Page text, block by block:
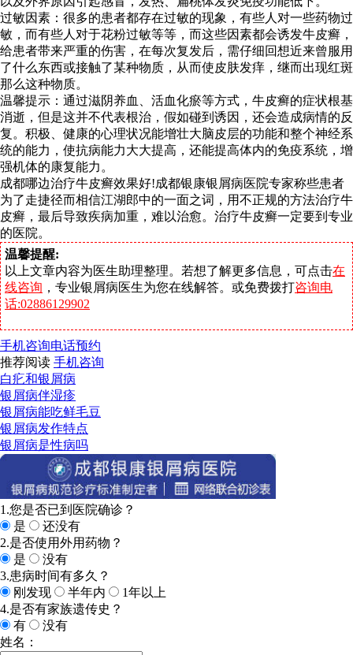
过敏因素：很多的患者都存在过敏的现象，有些人对一些药物过
敏，而有些人对于花粉过敏等等，而这些因素都会诱发牛皮癣，
给患者带来严重的伤害，在每次复发后，需仔细回想近来曾服用
了什么东西或接触了某种物质，从而使皮肤发痒，继而出现红斑
那么这种物质。
温馨提示：通过滋阴养血、活血化瘀等方式，牛皮癣的症状根基
消逝，但是这并不代表根治，假如碰到诱因，还会造成病情的反
复。积极、健康的心理状况能增壮大脑皮层的功能和整个神经系
统的能力，使抗病能力大大提高，还能提高体内的免疫系统，增
强机体的康复能力。
成都哪边治疗牛皮癣效果好!成都银康银屑病医院专家称些患者
为了走捷径而相信江湖郎中的一面之词，用不正规的方法治疗牛
皮癣，最后导致疾病加重，难以治愈。治疗牛皮癣一定要到专业
的医院。
温馨提醒:
以上文章内容为医生助理整理。若想了解更多信息，可点击在
线咨询 ，专业银屑病医生为您在线解答。或免费拨打咨询电
话:02886129902
手机咨询电话预约
推荐阅读 手机咨询
白疕和银屑病
银屑病伴湿疹
银屑病能吃鲜毛豆
银屑病发作特点
银屑病是性病吗
1.您是否已到医院确诊？
是
还没有
2.是否使用外用药物？
是
没有
3.患病时间有多久？
刚发现
半年内
1年以上
4.是否有家族遗传史？
有
没有
姓名：